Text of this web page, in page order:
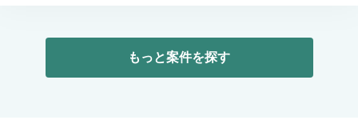
もっと案件を探す